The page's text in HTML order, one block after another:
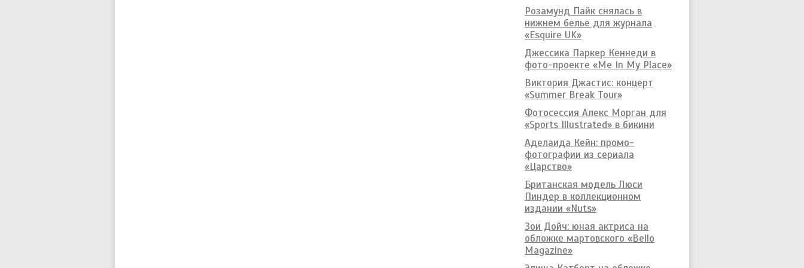
Розамунд Пайк снялась в
нижнем белье для журнала
«Esquire UK»
Джессика Паркер Кеннеди в
фото-проекте «Me In My Place»
Виктория Джастис: концерт
«Summer Break Tour»
Фотосессия Алекс Морган для
«Sports Illustrated» в бикини
Аделаида Кейн: промо-
фотографии из сериала
«Царство»
Британская модель Люси
Пиндер в коллекционном
издании «Nuts»
Зои Дойч: юная актриса на
обложке мартовского «Bello
Magazine»